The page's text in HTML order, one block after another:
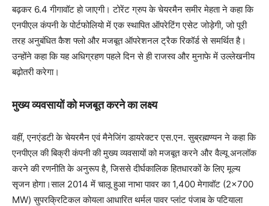
बढ़कर 6.4 गीगावॉट हो जाएगी। टोरेंट ग्रुप के चेयरमैन समीर मेहता ने कहा कि
एनपीएल कंपनी के पोर्टफोलियो में एक स्थापित ऑपरेटिंग एसेट जोड़ेगी, जो पूरी
तरह अनुबंधित कैश फ्लो और मजबूत ऑपरेशनल ट्रैक रिकॉर्ड से समर्थित है।
उन्होंने कहा कि यह अधिग्रहण पहले दिन से ही राजस्व और मुनाफे में उल्लेखनीय
बढ़ोतरी करेगा।
मुख्य व्यवसायों को मजबूत करने का लक्ष्य
वहीं, एनएंडटी के चेयरमैन एवं मैनेजिंग डायरेक्टर एस.एन. सुब्रह्मण्यन ने कहा कि
एनपीएल की बिक्री कंपनी की मुख्य व्यवसायों को मजबूत करने और वैल्यू अनलॉक
करने की रणनीति के अनुरूप है, जिससे दीर्घकालिक हितधारकों के लिए मूल्य
सृजन होगा।साल 2014 में चालू हुआ नाभा पावर का 1,400 मेगावॉट (2×700
MW) सुपरक्रिटिकल कोयला आधारित थर्मल पावर प्लांट पंजाब के पटियाला